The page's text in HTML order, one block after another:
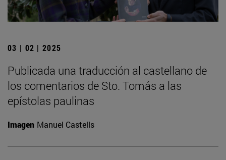
03 | 02 | 2025
Publicada una traducción al castellano de
los comentarios de Sto. Tomás a las
epístolas paulinas
Imagen Manuel Castells